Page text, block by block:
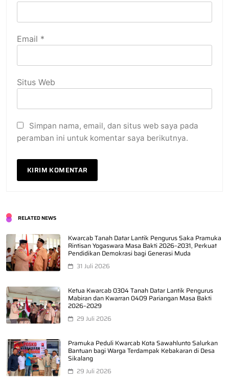
Email *
Situs Web
Simpan nama, email, dan situs web saya pada
peramban ini untuk komentar saya berikutnya.
RELATED NEWS
Kwarcab Tanah Datar Lantik Pengurus Saka Pramuka
Rintisan Yogaswara Masa Bakti 2026–2031, Perkuat
Pendidikan Demokrasi bagi Generasi Muda
31 Juli 2026
Ketua Kwarcab 0304 Tanah Datar Lantik Pengurus
Mabiran dan Kwarran 0409 Pariangan Masa Bakti
2026–2029
29 Juli 2026
Pramuka Peduli Kwarcab Kota Sawahlunto Salurkan
Bantuan bagi Warga Terdampak Kebakaran di Desa
Sikalang
29 Juli 2026